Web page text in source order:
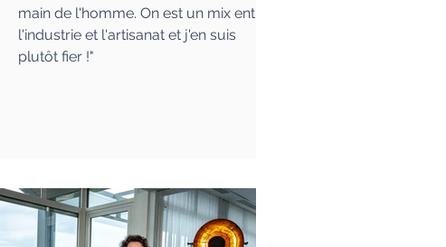
main de l'homme. On est un mix entre
l'industrie et l'artisanat et j'en suis
plutôt fier !"